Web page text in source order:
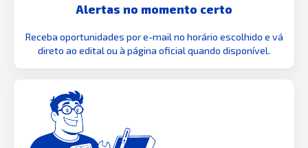
Alertas no momento certo
Receba oportunidades por e-mail no horário escolhido e vá
direto ao edital ou à página oficial quando disponível.